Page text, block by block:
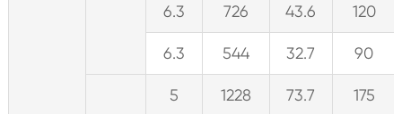
6.3 726 43.6 120
6.3 544 32.7 90
5 1228 73.7 175